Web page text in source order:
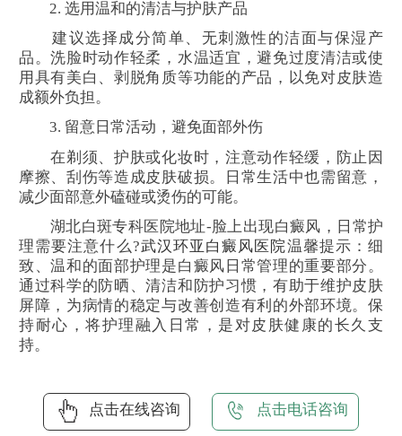
2. 选用温和的清洁与护肤产品
建议选择成分简单、无刺激性的洁面与保湿产
品。洗脸时动作轻柔，水温适宜，避免过度清洁或使
用具有美白、剥脱角质等功能的产品，以免对皮肤造
成额外负担。
3. 留意日常活动，避免面部外伤
在剃须、护肤或化妆时，注意动作轻缓，防止因
摩擦、刮伤等造成皮肤破损。日常生活中也需留意，
减少面部意外磕碰或烫伤的可能。
湖北白斑专科医院地址-脸上出现白癜风，日常护
理需要注意什么?武汉环亚白癜风医院温馨提示：细
致、温和的面部护理是白癜风日常管理的重要部分。
通过科学的防晒、清洁和防护习惯，有助于维护皮肤
屏障，为病情的稳定与改善创造有利的外部环境。保
持耐心，将护理融入日常，是对皮肤健康的长久支
持。
点击在线咨询 点击电话咨询